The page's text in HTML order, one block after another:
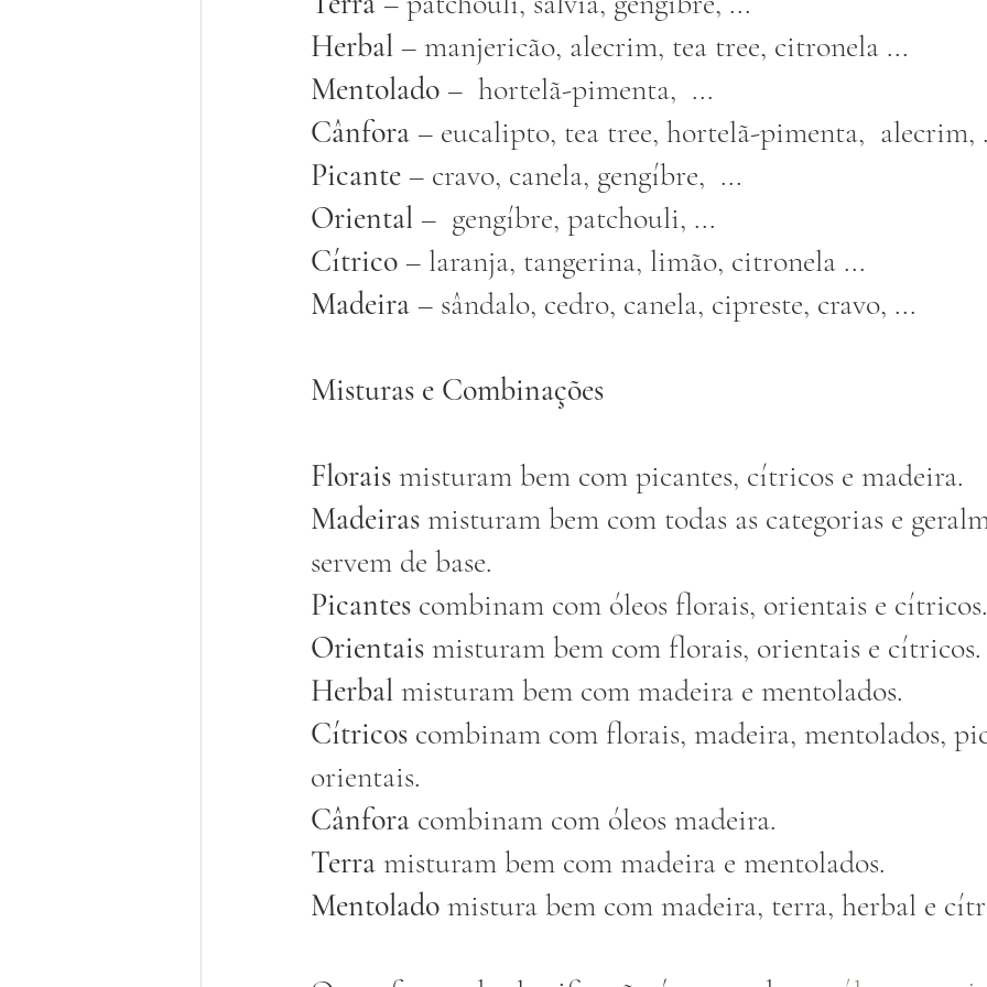
Herbal – manjericão, alecrim, tea tree, citronela ...
Mentolado –  hortelã-pimenta,  ...
Cânfora – eucalipto, tea tree, hortelã-pimenta,  alecrim,
Picante – cravo, canela, gengíbre,  ...
Oriental –  gengíbre, patchouli, ...
Cítrico – laranja, tangerina, limão, citronela ...
Madeira – sândalo, cedro, canela, cipreste, cravo, ...
Misturas e Combinações
Florais misturam bem com picantes, cítricos e madeira.
Madeiras misturam bem com todas as categorias e
servem de base.
Picantes combinam com óleos florais, orientais e cítricos.
Orientais misturam bem com florais, orientais e cítricos.
Herbal misturam bem com madeira e mentolados.
Cítricos combinam com florais, madeira, mentolados,
orientais.
Cânfora combinam com óleos madeira.
Terra misturam bem com madeira e mentolados.
Mentolado mistura bem com madeira, terra, herbal e